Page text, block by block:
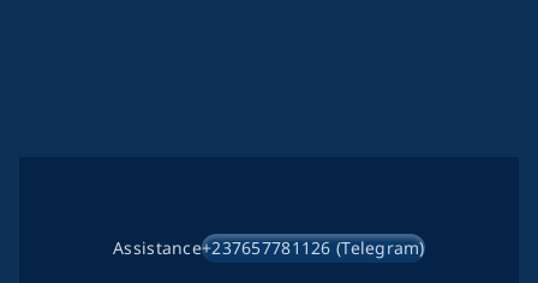
Assistance+237657781126 (Telegram)